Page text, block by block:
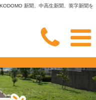
新聞、中高生新聞、英字新聞を